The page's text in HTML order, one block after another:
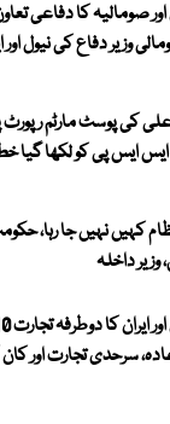
صومالیہ کا دفاعی
وزیر دفاع کی نیول اور
کی پوسٹ مارٹم
ایس پی کو لکھا گیا
کہیں نہیں جا رہا،
داخلہ
سرحدی تجارت اور